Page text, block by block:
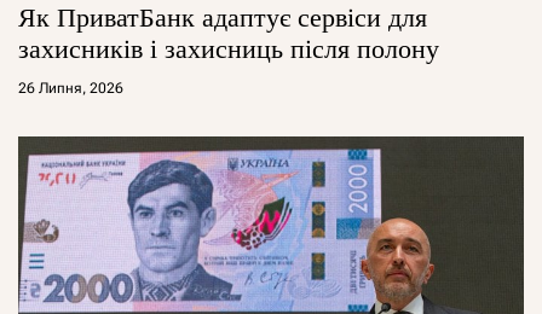
Як ПриватБанк адаптує сервіси для
захисників і захисниць після полону
26 Липня, 2026